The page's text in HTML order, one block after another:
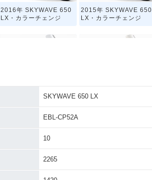
2016年 SKYWAVE 650
LX・カラーチェンジ
2015年 SKYWAVE 650
LX・カラーチェンジ
2009年 SKYWAVE 650
2008年 SKYWAVE 650
SKYWAVE 650 LX
EBL-CP52A
10
2265